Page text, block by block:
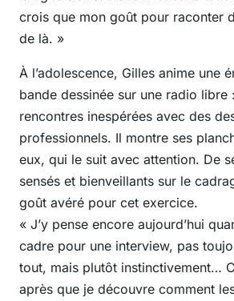
crois que mon goût pour raconter
de là. »
À l’adolescence, Gilles anime une
bande dessinée sur une radio libre
rencontres inespérées avec des
professionnels. Il montre ses
eux, qui le suit avec attention. De
sensés et bienveillants sur le
goût avéré pour cet exercice.
« J’y pense encore aujourd’hui
cadre pour une interview, pas
tout, mais plutôt instinctivement…
après que je découvre comment